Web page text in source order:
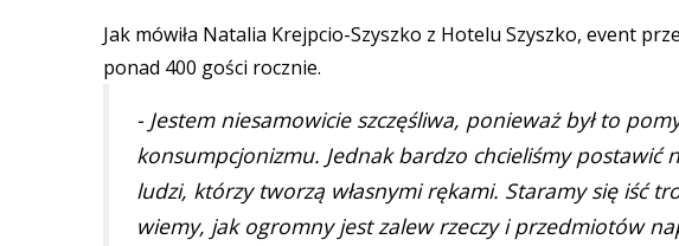
Jak mówiła Natalia Krejpcio-Szyszko z Hotelu Szyszko, event
ponad 400 gości rocznie.
- Jestem niesamowicie szczęśliwa, ponieważ był to
konsumpcjonizmu. Jednak bardzo chcieliśmy
ludzi, którzy tworzą własnymi rękami. Staramy się iść
wiemy, jak ogromny jest zalew rzeczy i przedmiotów